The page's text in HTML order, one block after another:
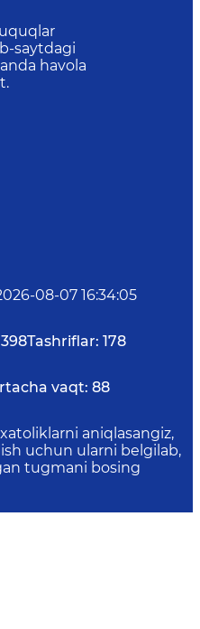
saytdagi
havola
08-07 16:34:05
398Tashriflar: 178
vaqt: 88
aniqlasangiz,
uchun ularni belgilab,
tugmani bosing